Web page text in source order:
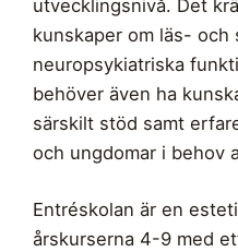
utvecklingsnivå. Det
kunskaper om läs- och
neuropsykiatriska
behöver även ha
särskilt stöd samt
och ungdomar i behov
Entréskolan är en
årskurserna 4-9 med